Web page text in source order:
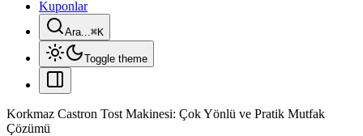
Kuponlar
Ara...⌘K
Toggle theme
Korkmaz Castron Tost Makinesi: Çok Yönlü ve Pratik Mutfak
Çözümü